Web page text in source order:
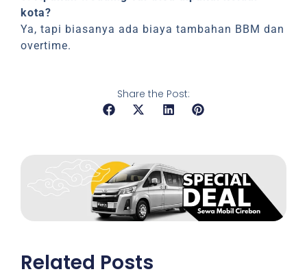
kota?
Ya, tapi biasanya ada biaya tambahan BBM dan
overtime.
Share the Post:
Related Posts